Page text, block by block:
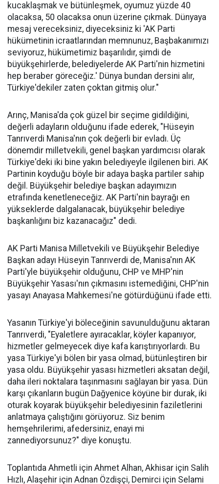
kucaklaşmak ve bütünleşmek, oyumuz yüzde 40
olacaksa, 50 olacaksa onun üzerine çıkmak. Dünyaya
mesaj vereceksiniz, diyeceksiniz ki 'AK Parti
hükümetinin icraatlarından memnunuz, Başbakanımızı
seviyoruz, hükümetimiz başarılıdır, şimdi de
büyükşehirlerde, belediyelerde AK Parti'nin hizmetini
hep beraber göreceğiz.' Dünya bundan dersini alır,
Türkiye'dekiler zaten çoktan gitmiş olur."
Arınç, Manisa'da çok güzel bir seçime gidildiğini,
değerli adayların olduğunu ifade ederek, "Hüseyin
Tanrıverdi Manisa'nın çok değerli bir evladı. Üç
dönemdir milletvekili, genel başkan yardımcısı olarak
Türkiye'deki iki bine yakın belediyeyle ilgilenen biri. AK
Partinin koyduğu böyle bir adaya başka partiler sahip
değil. Büyükşehir belediye başkan adayımızın
etrafında kenetleneceğiz. AK Parti'nin bayrağı en
yükseklerde dalgalanacak, büyükşehir belediye
başkanlığını biz kazanacağız" dedi.
AK Parti Manisa Milletvekili ve Büyükşehir Belediye
Başkan adayı Hüseyin Tanrıverdi de, Manisa'nın AK
Parti'yle büyükşehir olduğunu, CHP ve MHP'nin
Büyükşehir Yasası'nın çıkmasını istemediğini, CHP'nin
yasayı Anayasa Mahkemesi'ne götürdüğünü ifade etti.
Yasanın Türkiye'yi böleceğinin savunulduğunu aktaran
Tanrıverdi, "Eyaletlere ayıracaklar, köyler kapanıyor,
hizmetler gelmeyecek diye kafa karıştırıyorlardı. Bu
yasa Türkiye'yi bölen bir yasa olmad, bütünleştiren bir
yasa oldu. Büyükşehir yasası hizmetleri aksatan değil,
daha ileri noktalara taşınmasını sağlayan bir yasa. Dün
karşı çıkanların bugün Dağyenice köyüne bir durak, iki
oturak koyarak büyükşehir belediyesinin faziletlerini
anlatmaya çalıştığını görüyoruz. Siz benim
hemşehrilerimi, afedersiniz, enayi mi
zannediyorsunuz?" diye konuştu.
Toplantıda Ahmetli için Ahmet Alhan, Akhisar için Salih
Hızlı, Alaşehir için Adnan Özdişçi, Demirci için Selami